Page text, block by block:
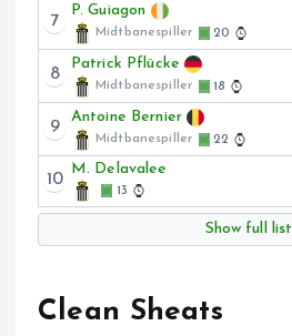
7
P. Guiagon
Midtbanespiller 20
8
Patrick Pflücke
Midtbanespiller 18
9
Antoine Bernier
Midtbanespiller 22
10
M. Delavalee
13
Show full list
Clean Sheats